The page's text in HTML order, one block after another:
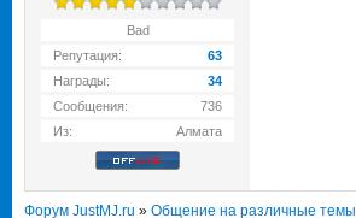
Bad
Репутация:
63
Награды:
34
Сообщения:
736
Из:
Алмата
Форум JustMJ.ru » Общение на различные темы